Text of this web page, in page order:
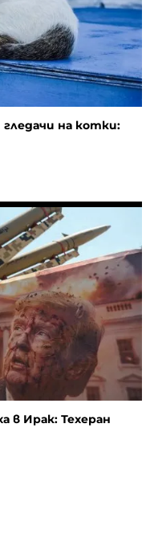
на котки:
в Ирак: Техеран